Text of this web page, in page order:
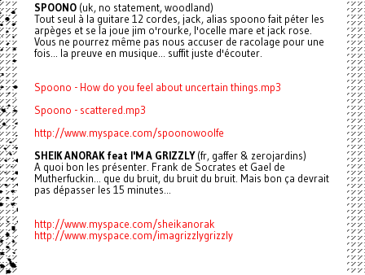
SPOONO (uk, no statement, woodland)
Tout seul à la guitare 12 cordes, jack, alias spoono fait péter les
arpèges et se la joue jim o'rourke, l'ocelle mare et jack rose.
Vous ne pourrez même pas nous accuser de racolage pour une
fois... la preuve en musique... suffit juste d'écouter.
Spoono - How do you feel about uncertain things.mp3
Spoono - scattered.mp3
http://www.myspace.com/spoonowoolfe
SHEIK ANORAK feat I'M A GRIZZLY(fr, gaffer & zerojardins)
A quoi bon les présenter. Frank de Socrates et Gael de
Mutherfuckin... que du bruit, du bruit du bruit. Mais bon ça devrait
pas dépasser les 15 minutes...
http://www.myspace.com/sheikanorak
http://www.myspace.com/imagrizzlygrizzly